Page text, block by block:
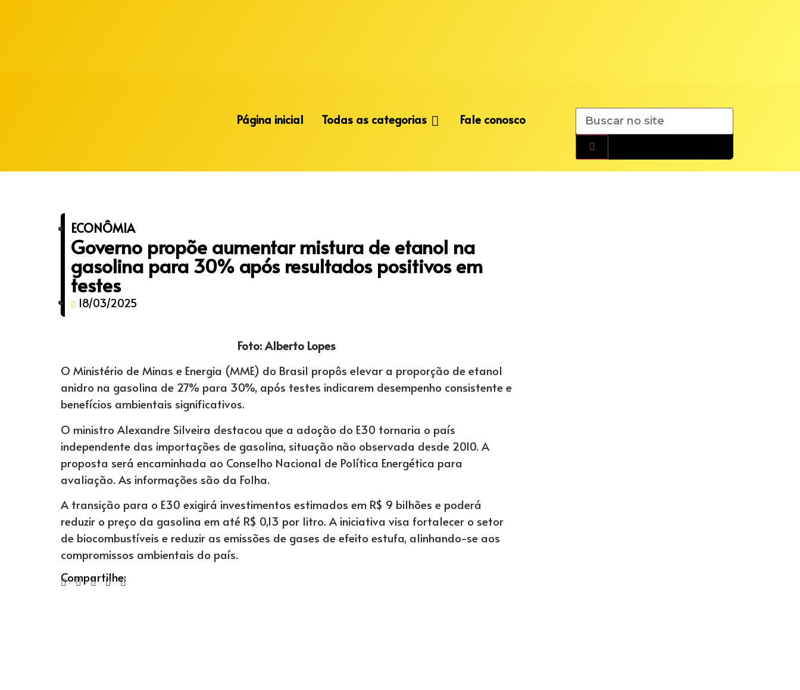
Página inicial Todas as categorias Fale conosco
ECONÔMIA
Governo propõe aumentar mistura de etanol na
gasolina para 30% após resultados positivos em
testes
18/03/2025
Foto: Alberto Lopes
O Ministério de Minas e Energia (MME) do Brasil propôs elevar a proporção de etanol
anidro na gasolina de 27% para 30%, após testes indicarem desempenho consistente e
benefícios ambientais significativos.
O ministro Alexandre Silveira destacou que a adoção do E30 tornaria o país
independente das importações de gasolina, situação não observada desde 2010. A
proposta será encaminhada ao Conselho Nacional de Política Energética para
avaliação. As informações são da Folha.
A transição para o E30 exigirá investimentos estimados em R$ 9 bilhões e poderá
reduzir o preço da gasolina em até R$ 0,13 por litro. A iniciativa visa fortalecer o setor
de biocombustíveis e reduzir as emissões de gases de efeito estufa, alinhando-se aos
compromissos ambientais do país.
Compartilhe: